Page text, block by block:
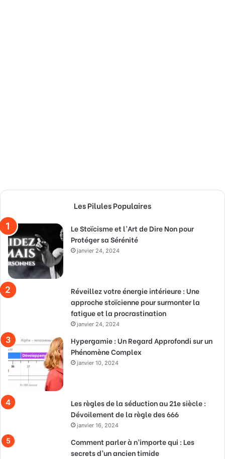
Les Pilules Populaires
Le Stoïcisme et l’Art de Dire Non pour
Protéger sa Sérénité
janvier 24, 2024
Réveillez votre énergie intérieure : Une
approche stoïcienne pour surmonter la
fatigue et la procrastination
janvier 24, 2024
Hypergamie : Un Regard Approfondi sur un
Phénomène Complex
janvier 10, 2024
Les règles de la séduction au 21e siècle :
Dévoilement de la règle des 666
janvier 16, 2024
Comment parler à n’importe qui : Les
secrets d’un ancien timide